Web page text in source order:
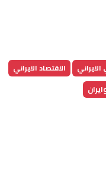
الاقتصاد الايراني